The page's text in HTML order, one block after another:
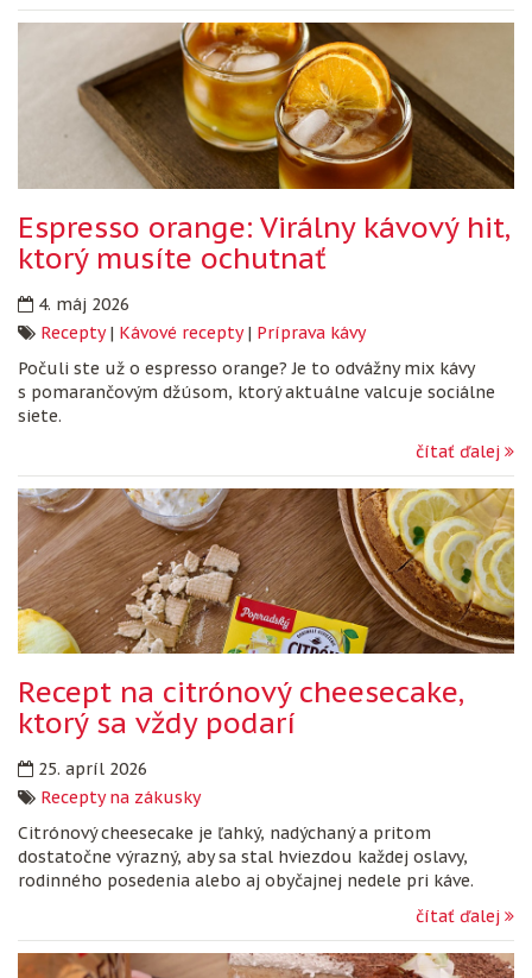
Espresso orange: Virálny kávový hit,
ktorý musíte ochutnať
4. máj 2026
Recepty| Kávové recepty| Príprava kávy
Počuli ste už o espresso orange? Je to odvážny mix kávy
s pomarančovým džúsom, ktorý aktuálne valcuje sociálne
siete.
čítať ďalej
Recept na citrónový cheesecake,
ktorý sa vždy podarí
25. apríl 2026
Recepty na zákusky
Citrónový cheesecake je ľahký, nadýchaný a pritom
dostatočne výrazný, aby sa stal hviezdou každej oslavy,
rodinného posedenia alebo aj obyčajnej nedele pri káve.
čítať ďalej